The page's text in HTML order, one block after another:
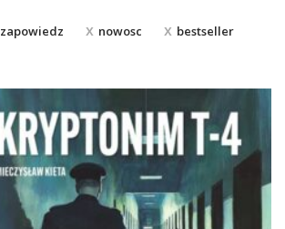
zapowiedz nowosc bestseller